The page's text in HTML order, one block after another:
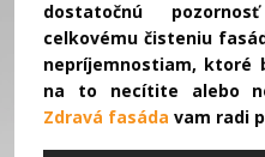
dostatočnú
celkovému čisteniu
nepríjemnostiam, ktoré
na to necítite alebo
Zdravá fasáda vam radi